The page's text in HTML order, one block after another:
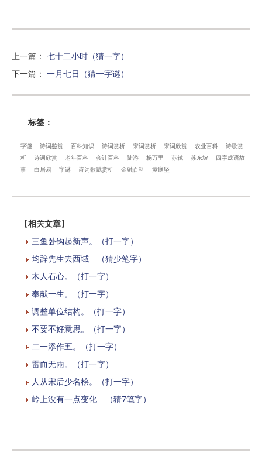
上一篇 ： 七十二小时（猜一字）
下一篇 ： 一月七日（猜一字谜）
标签：
字谜 诗词鉴赏 百科知识 诗词赏析 宋词赏析 宋词欣赏 农业百科
诗歌赏
析
诗词欣赏 老年百科 会计百科 陆游 杨万里 苏轼 苏东坡
四字成语故
事
白居易 字谜 诗词歌赋赏析 金融百科 黄庭坚
【相关文章】
三鱼卧钩起新声。（打一字）
均辞先生去西域 （猜少笔字）
木人石心。（打一字）
奉献一生。（打一字）
调整单位结构。（打一字）
不要不好意思。（打一字）
二一添作五。（打一字）
雷而无雨。（打一字）
人从宋后少名桧。（打一字）
岭上没有一点变化 （猜7笔字）